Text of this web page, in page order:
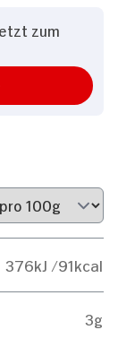
zum
376kJ /91kcal
3g